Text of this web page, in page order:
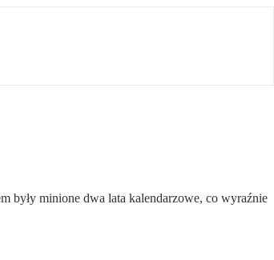
były minione dwa lata kalendarzowe, co wyraźnie